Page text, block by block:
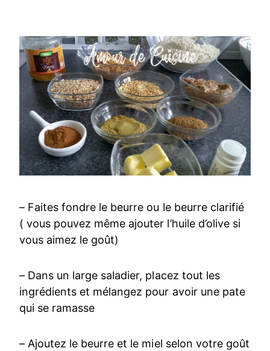
– Faites fondre le beurre ou le beurre clarifié
( vous pouvez même ajouter l’huile d’olive si
vous aimez le goût)
– Dans un large saladier, placez tout les
ingrédients et mélangez pour avoir une pate
qui se ramasse
– Ajoutez le beurre et le miel selon votre goût